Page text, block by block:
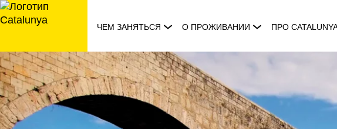
перейти
к
ЧЕМ ЗАНЯТЬСЯ О ПРОЖИВАНИИ ПРО